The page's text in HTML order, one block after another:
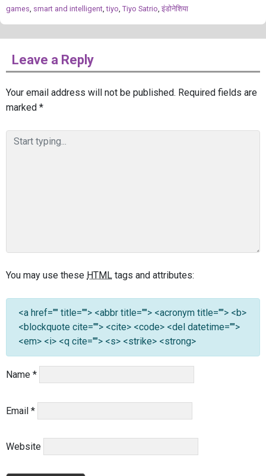
games, smart and intelligent,tiyo, Tiyo Satrio, इंडोनेशिया
Leave a Reply
Your email address will not be published. Required fields are
marked *
You may use these HTML tags and attributes:
<a href="" title=""> <abbr title=""> <acronym title=""> <b>
<blockquote cite=""> <cite> <code> <del datetime="">
<em> <i> <q cite=""> <s> <strike> <strong>
Name *
Email *
Website